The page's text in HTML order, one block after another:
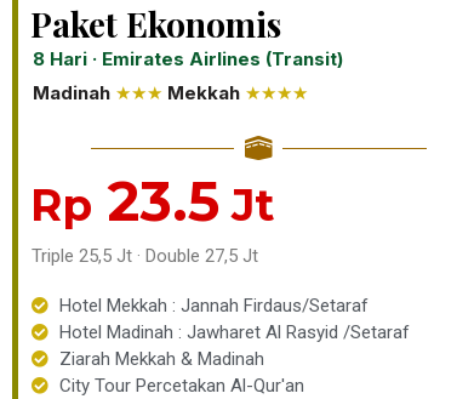
Paket Ekonomis
8 Hari · Emirates Airlines (Transit)
Madinah ★★★ Mekkah ★★★★
Rp 23.5 Jt
Triple 25,5 Jt · Double 27,5 Jt
Hotel Mekkah : Jannah Firdaus/Setaraf
Hotel Madinah : Jawharet Al Rasyid /Setaraf
Ziarah Mekkah & Madinah
City Tour Percetakan Al-Qur'an